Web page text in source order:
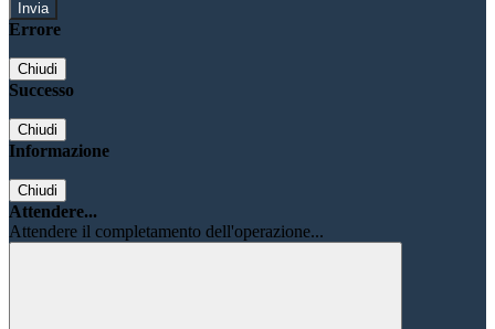
Errore
Chiudi
Successo
Chiudi
Informazione
Chiudi
Attendere...
Attendere il completamento dell'operazione...